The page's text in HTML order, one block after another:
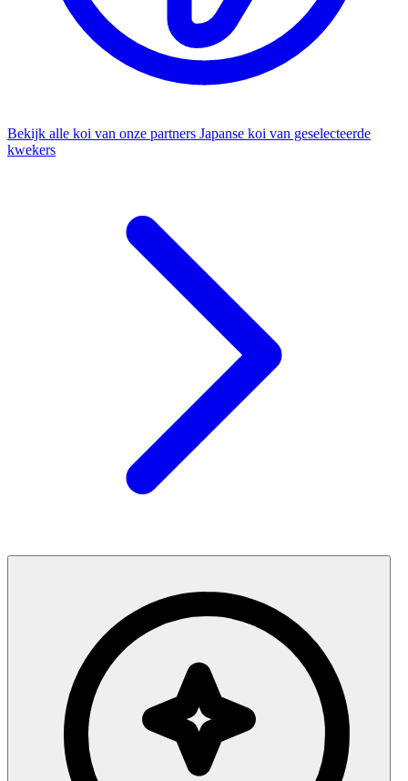
Bekijk alle koi van onze partners Japanse koi van geselecteerde
kwekers